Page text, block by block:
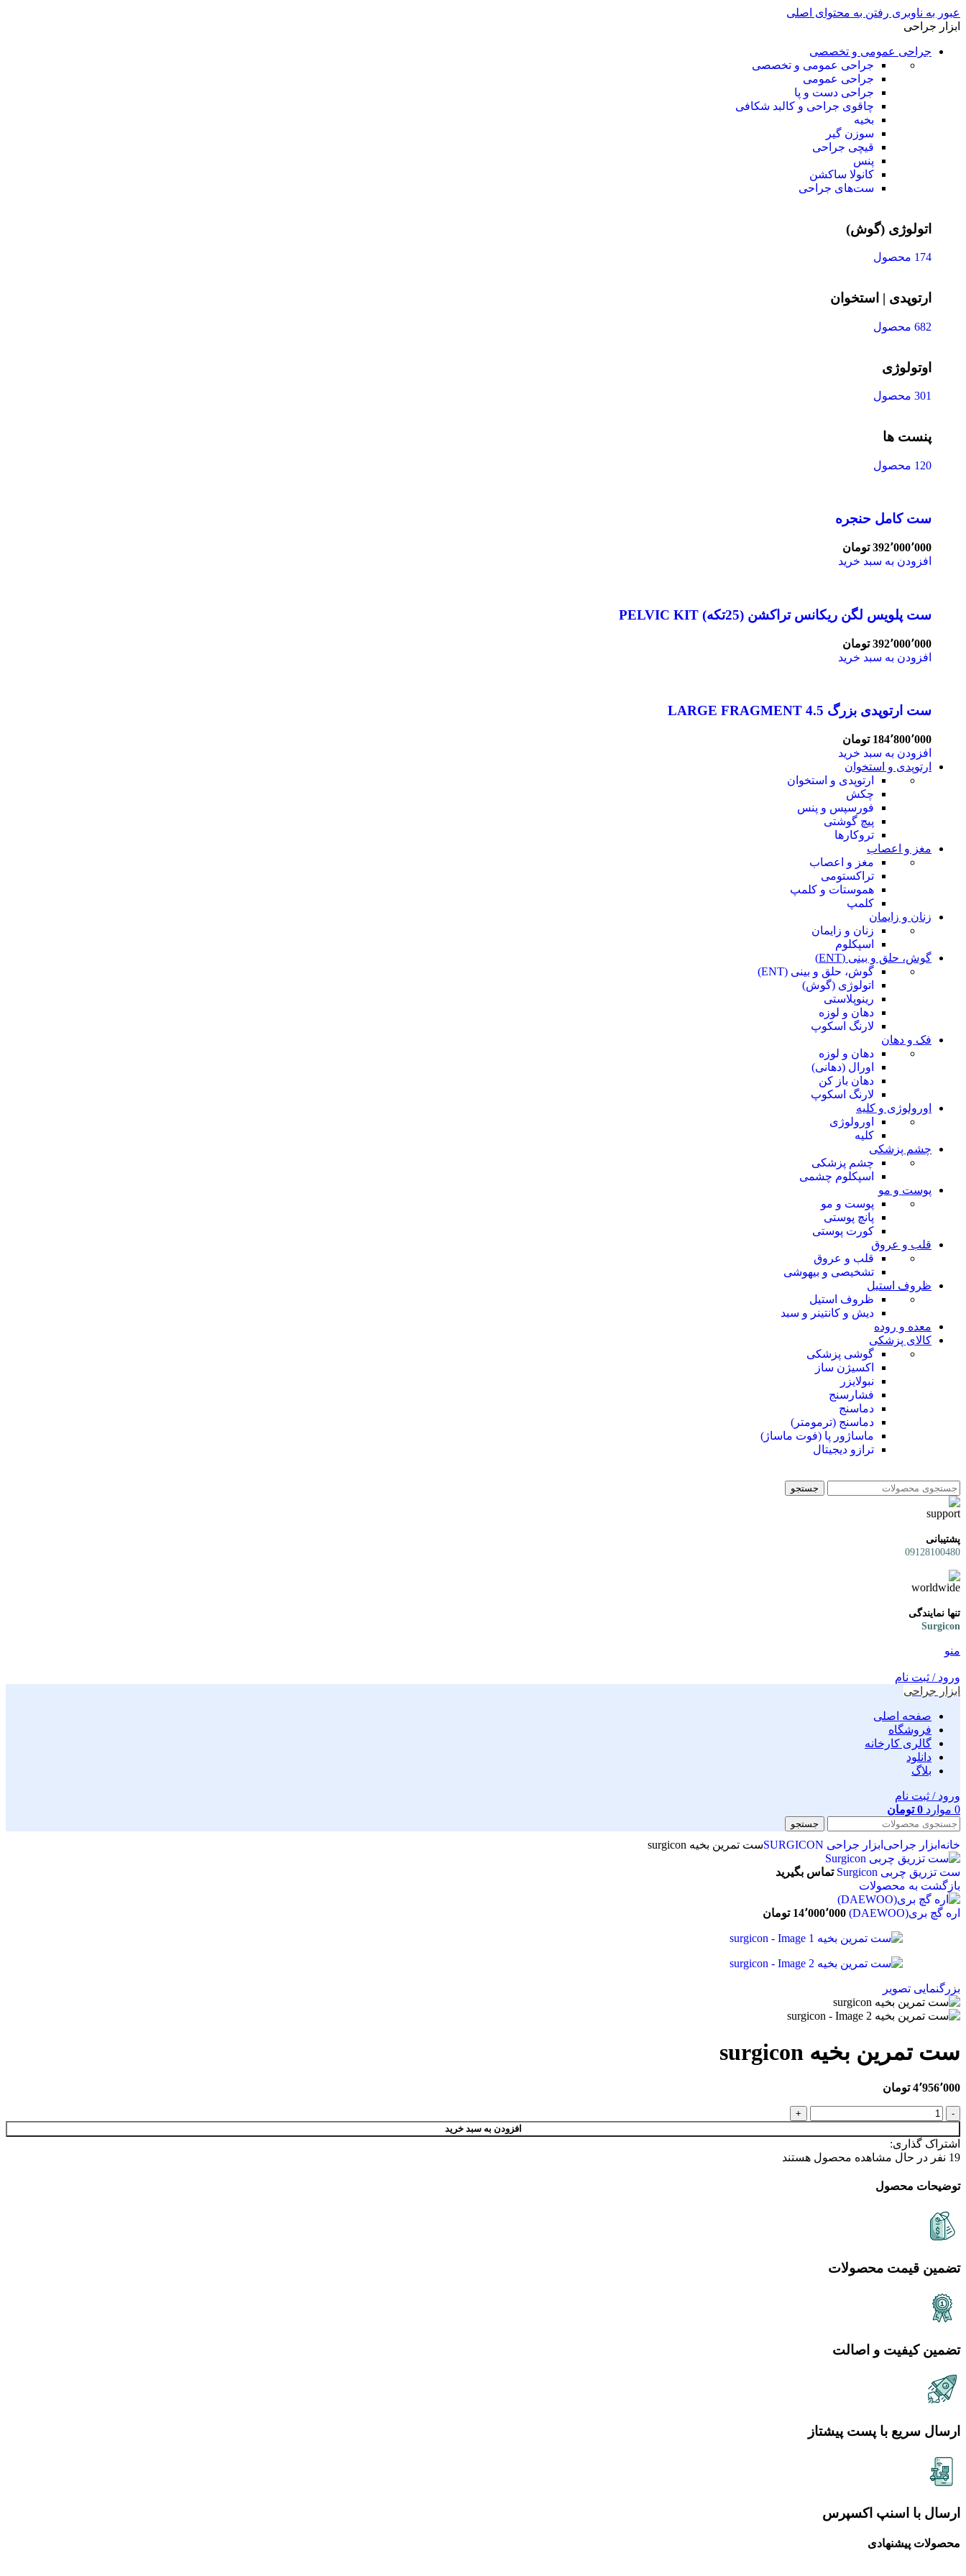
عبور به ناوبری رفتن به محتوای اصلی
ابزار جراحی
جراحی عمومی و تخصصی
جراحی عمومی و تخصصی
جراحی عمومی
جراحی دست و پا
چاقوی جراحی و کالبد شکافی
بخیه
سوزن‌ گیر
قیچی‌ جراحی
پنس
کانولا ساکشن
ست‌های جراحی
اتولوژی (گوش)
174 محصول
ارتوپدی | استخوان
682 محصول
اوتولوژی
301 محصول
پنست ها
120 محصول
ست کامل حنجره
392٬000٬000 تومان
افزودن به سبد خرید
ست پلویس لگن ریکانس تراکشن (25تکه) PELVIC KIT
392٬000٬000 تومان
افزودن به سبد خرید
ست ارتوپدی بزرگ 4.5 LARGE FRAGMENT
184٬800٬000 تومان
افزودن به سبد خرید
ارتوپدی و استخوان
ارتوپدی و استخوان
چکش
فورسپس و پنس
پیچ گوشتی
تروکارها
مغز و اعصاب
مغز و اعصاب
تراکستومی
هموستات و کلمپ
کلمپ
زنان و زایمان
زنان و زایمان
اسپکلوم
گوش، حلق و بینی (ENT)
گوش، حلق و بینی (ENT)
اتولوژی (گوش)
رینوپلاستی
دهان و لوزه
لارنگ اسکوپ
فک و دهان
دهان و لوزه
اورال (دهانی)
دهان باز کن
لارنگ اسکوپ
اورولوژی و کلیه
اورولوژی
کلیه
چشم پزشکی
چشم پزشکی
اسپکلوم چشمی
پوست و مو
پوست و مو
پانچ پوستی
کورت پوستی
قلب و عروق
قلب و عروق
تشخیصی و بیهوشی
ظروف استیل
ظروف استیل
دیش و کانتینر و سبد
معده و روده
کالای پزشکی
گوشی پزشکی
اکسیژن ساز
نبولایزر
فشارسنج
دماسنج
دماسنج (ترمومتر)
ماساژور پا (فوت ماساژ)
ترازو دیجیتال
جستجو
پشتیبانی
09128100480
تنها نمایندگی
Surgicon
منو
ورود / ثبت نام
ابزار جراحی
صفحه اصلی
فروشگاه
گالری کارخانه
دانلود
بلاگ
ورود / ثبت نام
0 موارد 0 تومان
جستجو
خانه ابزار جراحی ابزار جراحی SURGICON ست تمرین بخیه surgicon
ست تزریق چربی Surgicon
تماس بگیرید
بازگشت به محصولات
اره گچ بری(DAEWOO) 14٬000٬000 تومان
بزرگنمایی تصویر
ست تمرین بخیه surgicon
4٬956٬000 تومان
افزودن به سبد خرید
اشتراک گذاری:
19 نفر در حال مشاهده محصول هستند
توضیحات محصول
تضمین قیمت محصولات
تضمین کیفیت و اصالت
ارسال سریع با پست پیشتاز
ارسال با اسنپ اکسپرس
محصولات پیشنهادی